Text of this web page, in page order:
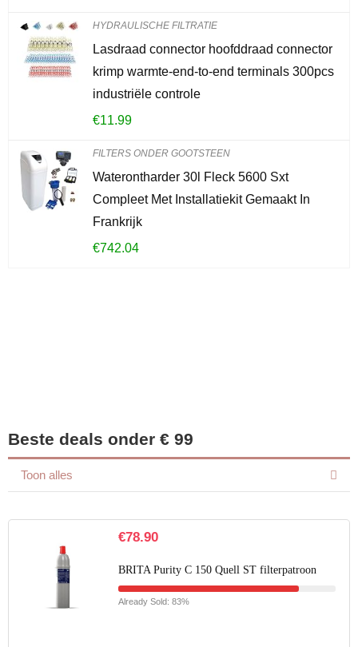
HYDRAULISCHE FILTRATIE
Lasdraad connector hoofddraad connector
krimp warmte-end-to-end terminals 300pcs
industriële controle
€11.99
FILTERS ONDER GOOTSTEEN
Waterontharder 30l Fleck 5600 Sxt
Compleet Met Installatiekit Gemaakt In
Frankrijk
€742.04
Beste deals onder € 99
Toon alles
€78.90
BRITA Purity C 150 Quell ST filterpatroon
Already Sold: 83%